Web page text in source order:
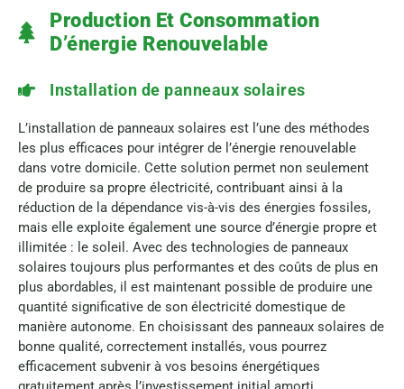
Production Et Consommation
D’énergie Renouvelable
Installation de panneaux solaires
L’installation de panneaux solaires est l’une des méthodes
les plus efficaces pour intégrer de l’énergie renouvelable
dans votre domicile. Cette solution permet non seulement
de produire sa propre électricité, contribuant ainsi à la
réduction de la dépendance vis-à-vis des énergies fossiles,
mais elle exploite également une source d’énergie propre et
illimitée : le soleil. Avec des technologies de panneaux
solaires toujours plus performantes et des coûts de plus en
plus abordables, il est maintenant possible de produire une
quantité significative de son électricité domestique de
manière autonome. En choisissant des panneaux solaires de
bonne qualité, correctement installés, vous pourrez
efficacement subvenir à vos besoins énergétiques